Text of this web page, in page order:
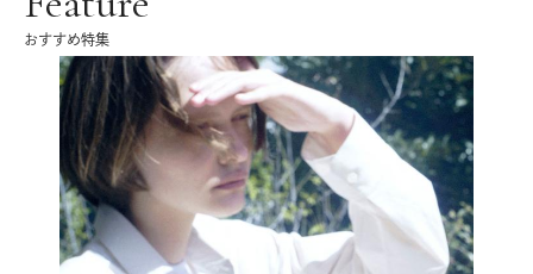
おすすめ特集